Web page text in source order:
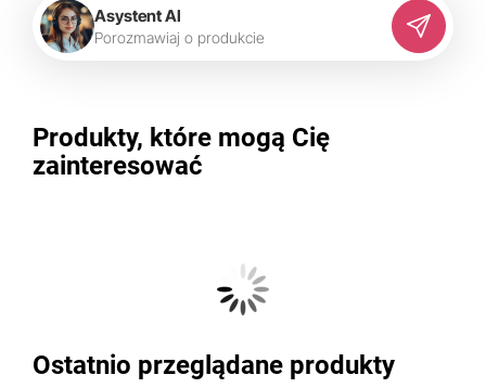
Asystent AI
Porozmawiaj o produkcie
Produkty, które mogą Cię
zainteresować
Ostatnio przeglądane produkty